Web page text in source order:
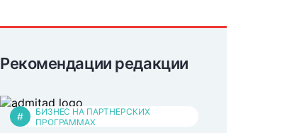
Рекомендации редакции
#
БИЗНЕС НА ПАРТНЕРСКИХ
ПРОГРАММАХ